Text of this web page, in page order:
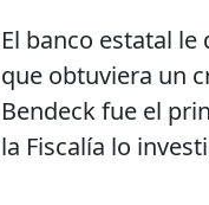
El banco estatal
que obtuviera un
Bendeck fue el
la Fiscalía lo